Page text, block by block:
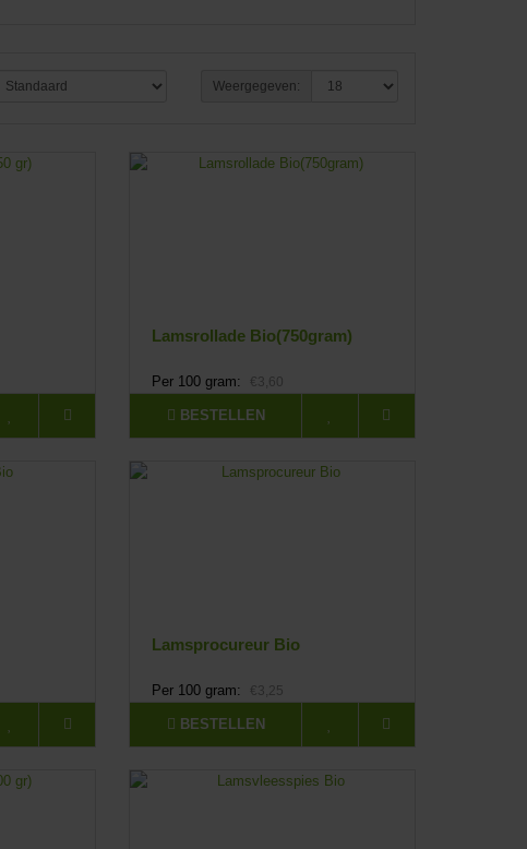
Weergegeven:
Lamsrollade Bio(750gram)
Per 100 gram: €3,60
BESTELLEN
Lamsprocureur Bio
Per 100 gram: €3,25
BESTELLEN